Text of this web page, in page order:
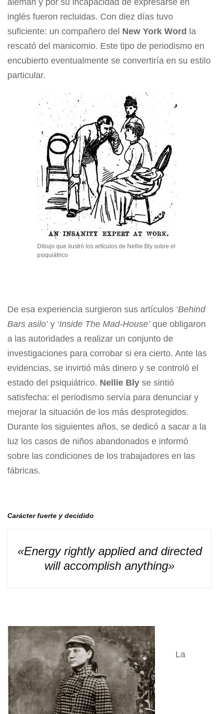
inglés fueron recluidas. Con diez días tuvo
suficiente: un compañero del New York Word la
rescató del manicomio. Este tipo de periodismo en
encubierto eventualmente se convertiría en su estilo
particular.
Dibujo que ilustró los artículos de Nellie Bly sobre el
psiquiátrico
De esa experiencia surgieron sus artículos ‘Behind
Bars asilo’ y ‘Inside The Mad-House’ que obligaron
a las autoridades a realizar un conjunto de
investigaciones para corrobar si era cierto. Ante las
evidencias, se invirtió más dinero y se controló el
estado del psiquiátrico. Nellie Bly se sintió
satisfecha: el periodismo servía para denunciar y
mejorar la situación de los más desprotegidos.
Durante los siguientes años, se dedicó a sacar a la
luz los casos de niños abandonados e informó
sobre las condiciones de los trabajadores en las
fábricas.
Carácter fuerte y decidido
«Energy rightly applied and directed
will accomplish anything»
La